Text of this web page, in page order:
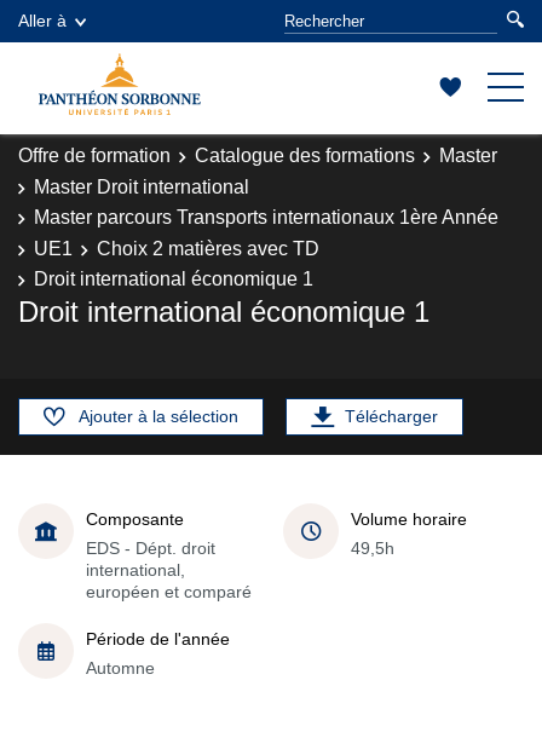
Aller à
Offre de formation Catalogue des formations
Master
Master Droit international
Master parcours Transports internationaux 1ère Année
UE1
Choix 2 matières avec TD
Droit international économique 1
Droit international économique 1
Ajouter à la sélection Télécharger
Composante
EDS - Dépt. droit
international,
européen et comparé
Volume horaire
49,5h
Période de l'année
Automne